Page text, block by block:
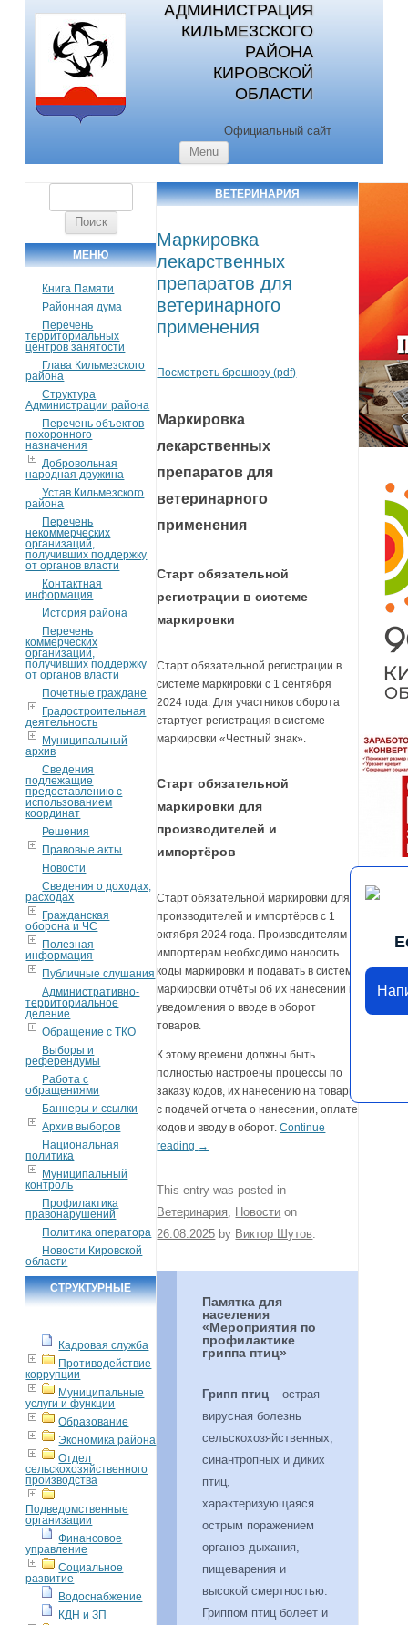
АДМИНИСТРАЦИЯ
КИЛЬМЕЗСКОГО
РАЙОНА
КИРОВСКОЙ
ОБЛАСТИ
Официальный сайт
Menu
МЕНЮ
Книга Памяти
Районная дума
Перечень
территориальных
центров занятости
Глава Кильмезского
района
Структура
Администрации района
Перечень объектов
похоронного
назначения
Добровольная
народная дружина
Устав Кильмезского
района
Перечень
некоммерческих
организаций,
получивших поддержку
от органов власти
Контактная
информация
История района
Перечень
коммерческих
организаций,
получивших поддержку
от органов власти
Почетные граждане
Градостроительная
деятельность
Муниципальный
архив
Сведения
подлежащие
предоставлению с
использованием
координат
Решения
Правовые акты
Новости
Сведения о доходах,
расходах
Гражданская
оборона и ЧС
Полезная
информация
Публичные слушания
Административно-
территориальное
деление
Обращение с ТКО
Выборы и
референдумы
Работа с
обращениями
Баннеры и ссылки
Архив выборов
Национальная
политика
Муниципальный
контроль
Профилактика
правонарушений
Политика оператора
Новости Кировской
области
СТРУКТУРНЫЕ
Кадровая служба
Противодействие
коррупции
Муниципальные
услуги и функции
Образование
Экономика района
Отдел
сельскохозяйственного
производства
Подведомственные
организации
Финансовое
управление
Социальное
развитие
Водоснабжение
КДН и ЗП
ВЕТЕРИНАРИЯ
Маркировка
лекарственных
препаратов для
ветеринарного
применения
Посмотреть брошюру (pdf)
Маркировка
лекарственных
препаратов для
ветеринарного
применения
Старт обязательной
регистрации в системе
маркировки
Старт обязательной регистрации в
системе маркировки с 1 сентября
2024 года. Для участников оборота
стартует регистрация в системе
маркировки «Честный знак».
Старт обязательной
маркировки для
производителей и
импортёров
Старт обязательной маркировки для
производителей и импортёров с 1
октября 2024 года. Производителям и
импортерам необходимо наносить
коды маркировки и подавать в систему
маркировки отчёты об их нанесении и
уведомления о вводе в оборот
товаров.
К этому времени должны быть
полностью настроены процессы по
заказу кодов, их нанесению на товары
с подачей отчета о нанесении, оплате
кодов и вводу в оборот.Continue
reading →
This entry was posted in
Ветеринария, Новости on
26.08.2025 by Виктор Шутов.
Памятка для
населения
«Мероприятия по
профилактике
гриппа птиц»
Грипп птиц– острая
вирусная болезнь
сельскохозяйственных,
синантропных и диких
птиц,
характеризующаяся
острым поражением
органов дыхания,
пищеварения и
высокой смертностью.
Гриппом птиц болеет и